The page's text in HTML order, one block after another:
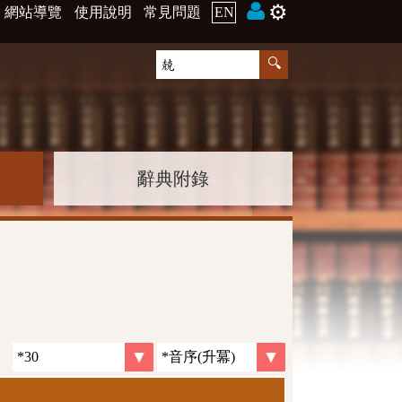
網站導覽 使用說明 常見問題 EN ⚙️
辭典附錄